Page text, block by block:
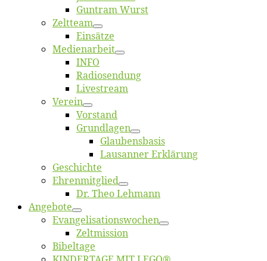
Gun­tram Wurst
Zelt­team
Ein­sät­ze
Me­di­en­ar­beit
INFO
Ra­dio­sen­dung
Live­stream
Ver­ein
Vor­stand
Grund­la­gen
Glaubens­ba­sis
Lausan­ner Erklärung
Ge­schich­te
Eh­ren­mit­glied
Dr. Theo Lehmann
An­ge­bo­te
Evangelisa­tions­wo­chen
Zelt­mis­si­on
Bi­bel­ta­ge